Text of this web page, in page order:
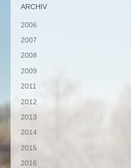
ARCHIV
2006
2007
2008
2009
2011
2012
2013
2014
2015
2016